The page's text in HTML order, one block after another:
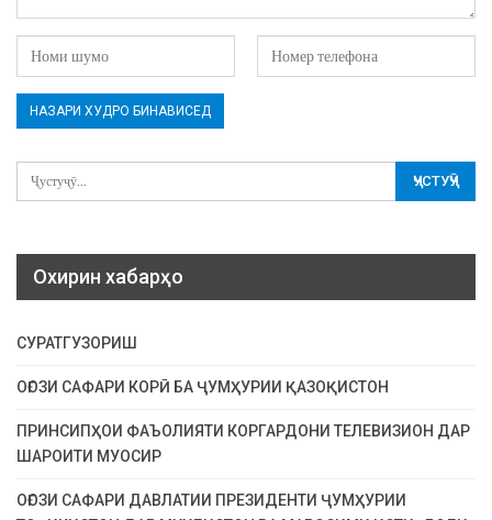
Охирин хабарҳо
СУРАТГУЗОРИШ
ОҒОЗИ САФАРИ КОРӢ БА ҶУМҲУРИИ ҚАЗОҚИСТОН
ПРИНСИПҲОИ ФАЪОЛИЯТИ КОРГАРДОНИ ТЕЛЕВИЗИОН ДАР
ШАРОИТИ МУОСИР
ОҒОЗИ САФАРИ ДАВЛАТИИ ПРЕЗИДЕНТИ ҶУМҲУРИИ